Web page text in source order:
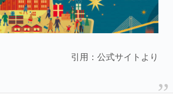
引用：公式サイトより